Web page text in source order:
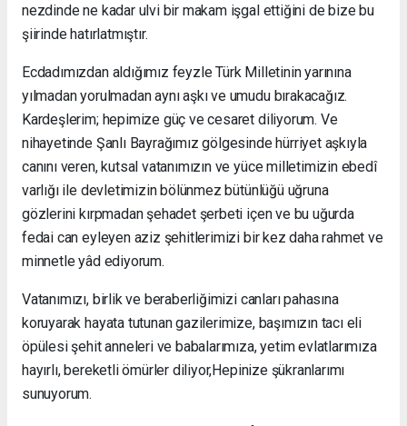
nezdinde ne kadar ulvi bir makam işgal ettiğini de bize bu
şiirinde hatırlatmıştır.
Ecdadımızdan aldığımız feyzle Türk Milletinin yarınına
yılmadan yorulmadan aynı aşkı ve umudu bırakacağız.
Kardeşlerim; hepimize güç ve cesaret diliyorum. Ve
nihayetinde Şanlı Bayrağımız gölgesinde hürriyet aşkıyla
canını veren, kutsal vatanımızın ve yüce milletimizin ebedî
varlığı ile devletimizin bölünmez bütünlüğü uğruna
gözlerini kırpmadan şehadet şerbeti içen ve bu uğurda
fedai can eyleyen aziz şehitlerimizi bir kez daha rahmet ve
minnetle yâd ediyorum.
Vatanımızı, birlik ve beraberliğimizi canları pahasına
koruyarak hayata tutunan gazilerimize, başımızın tacı eli
öpülesi şehit anneleri ve babalarımıza, yetim evlatlarımıza
hayırlı, bereketli ömürler diliyor,Hepinize şükranlarımı
sunuyorum.